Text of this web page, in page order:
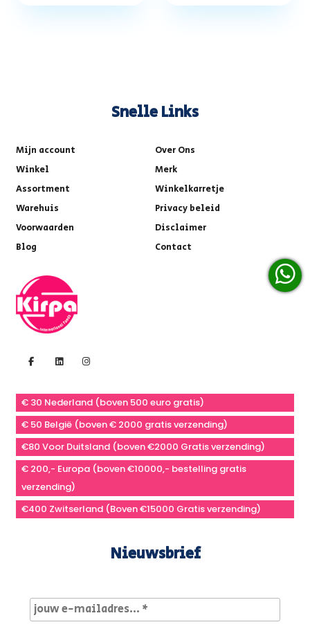
Snelle Links
Mijn account
Over Ons
Winkel
Merk
Assortment
Winkelkarretje
Warehuis
Privacy beleid
Voorwaarden
Disclaimer
Blog
Contact
€ 30 Nederland (boven 500 euro gratis)
€ 50 België (boven € 2000 gratis verzending)
€80 Voor Duitsland (boven €2000 Gratis verzending)
€ 200,- Europa (boven €10000,- bestelling gratis
verzending)
€400 Zwitserland (Boven €15000 Gratis verzending)
Nieuwsbrief